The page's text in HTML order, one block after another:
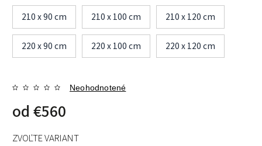
210 x 90 cm 210 x 100 cm 210 x 120 cm
220 x 90 cm 220 x 100 cm 220 x 120 cm
Neohodnotené
od €560
ZVOĽTE VARIANT